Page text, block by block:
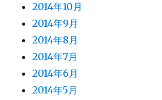
2014年10月
2014年9月
2014年8月
2014年7月
2014年6月
2014年5月